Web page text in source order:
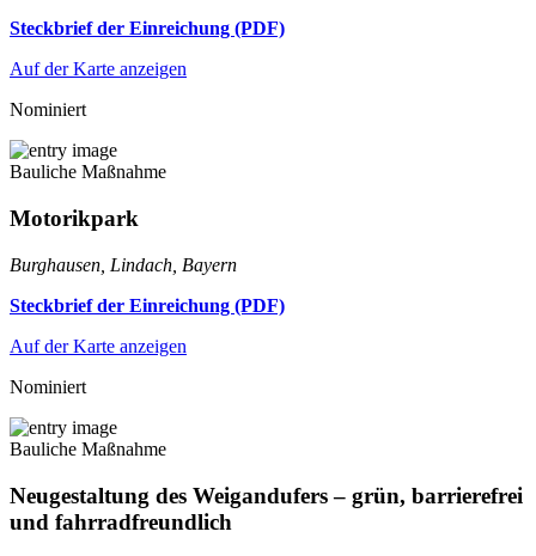
Steckbrief der Einreichung (PDF)
Auf der Karte anzeigen
Nominiert
Bauliche Maßnahme
Motorikpark
Burghausen, Lindach, Bayern
Steckbrief der Einreichung (PDF)
Auf der Karte anzeigen
Nominiert
Bauliche Maßnahme
Neugestaltung des Weigandufers – grün, barrierefrei
und fahrradfreundlich